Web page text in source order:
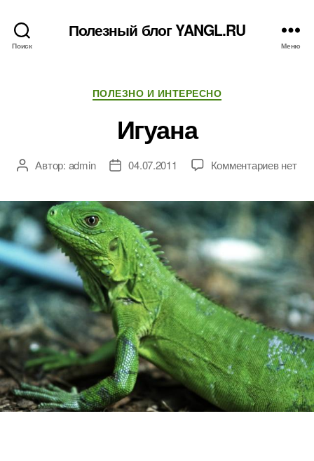
Поиск
Полезный блог YANGL.RU
Меню
Рубрики
ПОЛЕЗНО И ИНТЕРЕСНО
Игуана
АвторАвтор: admin
Дата04.07.2011 Комментариевк
нет